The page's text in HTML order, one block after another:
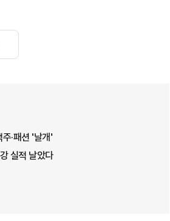
·패션 '날개'
실적 날았다